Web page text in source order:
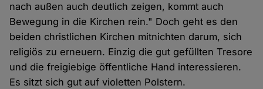
nach außen auch deutlich zeigen, kommt auch
Bewegung in die Kirchen rein." Doch geht es den
beiden christlichen Kirchen mitnichten darum, sich
religiös zu erneuern. Einzig die gut gefüllten Tresore
und die freigiebige öffentliche Hand interessieren.
Es sitzt sich gut auf violetten Polstern.